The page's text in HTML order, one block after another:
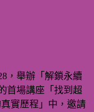
，舉辦「解鎖永續
首場講座「找到超
實歷程」中，邀請